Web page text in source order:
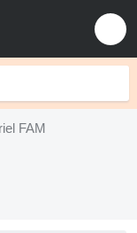
FAM